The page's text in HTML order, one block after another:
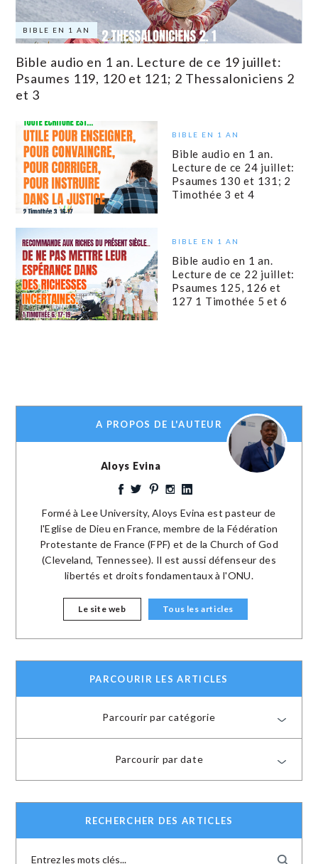
BIBLE EN 1 AN
Bible audio en 1 an. Lecture de ce 19 juillet:
Psaumes 119, 120 et 121; 2 Thessaloniciens 2
et 3
BIBLE EN 1 AN
Bible audio en 1 an.
Lecture de ce 24 juillet:
Psaumes 130 et 131; 2
Timothée 3 et 4
BIBLE EN 1 AN
Bible audio en 1 an.
Lecture de ce 22 juillet:
Psaumes 125, 126 et
127 1 Timothée 5 et 6
A PROPOS DE L'AUTEUR
Aloys Evina
Formé à Lee University, Aloys Evina est pasteur de
l'Eglise de Dieu en France, membre de la Fédération
Protestante de France (FPF) et de la Church of God
(Cleveland, Tennessee). Il est aussi défenseur des
libertés et droits fondamentaux à l'ONU.
Le site web Tous les articles
PARCOURIR LES ARTICLES
Parcourir par catégorie
Parcourir par date
RECHERCHER DES ARTICLES